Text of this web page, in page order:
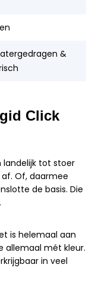
&
Click
landelijk tot stoer
Of, daarmee
de basis. Die
is helemaal aan
allemaal mét kleur.
in veel